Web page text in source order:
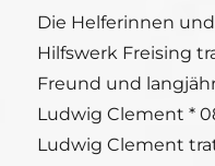
Die Helferinnen
Hilfswerk Freising
Freund und
Ludwig Clement *
Ludwig Clement trat